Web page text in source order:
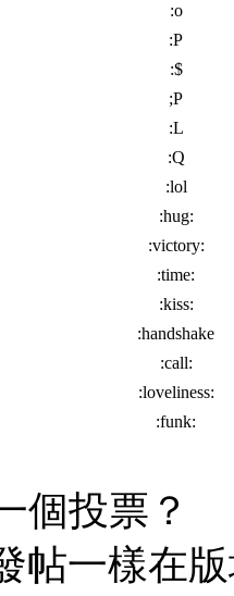
:o
:P
:$
;P
:L
:Q
:lol
:hug:
:victory:
:time:
:kiss:
:handshake
:call:
:loveliness:
:funk:
個投票？
帖一樣在